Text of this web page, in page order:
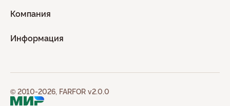
Компания
Информация
© 2010-2026, FARFOR v2.0.0